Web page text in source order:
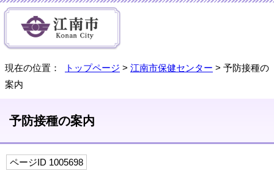
現在の位置： トップページ > 江南市保健センター > 予防接種の
案内
予防接種の案内
ページID 1005698